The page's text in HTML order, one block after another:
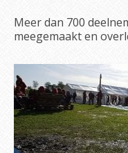
Meer dan 700
meegemaakt en